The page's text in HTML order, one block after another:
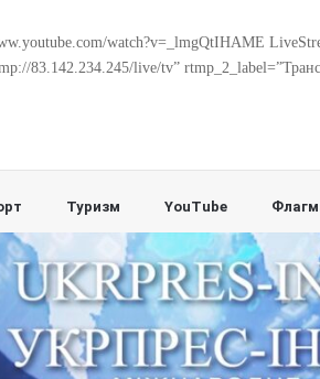
watch?v=_lmgQtIHAME
83.142.234.245/live/tv”
Туризм YouTube